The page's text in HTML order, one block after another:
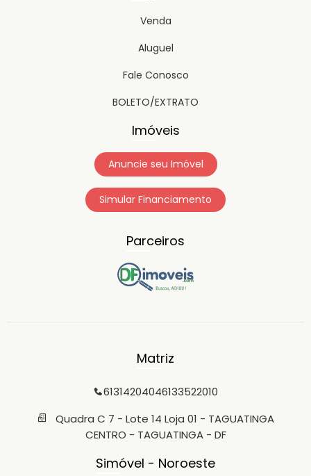
Venda
Aluguel
Fale Conosco
BOLETO/EXTRATO
Imóveis
Anuncie seu Imóvel
Simular Financiamento
Parceiros
Matriz
61314204046133522010
Quadra C 7 - Lote 14 Loja 01 - TAGUATINGA
CENTRO - TAGUATINGA - DF
Simóvel - Noroeste